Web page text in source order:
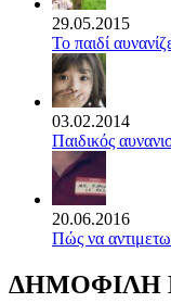
29.05.2015
Το παιδί
03.02.2014
Παιδικός
20.06.2016
Πώς να
ΔΗΜΟΦΙΛΗ